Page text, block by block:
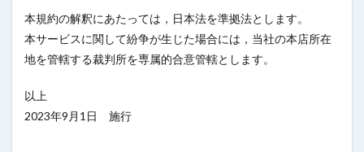
本規約の解釈にあたっては，日本法を準拠法とします。
本サービスに関して紛争が生じた場合には，当社の本店所在
地を管轄する裁判所を専属的合意管轄とします。
以上
2023年9月1日 施行